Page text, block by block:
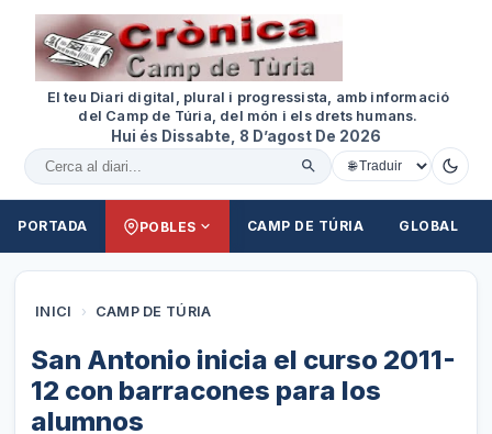
El teu Diari digital, plural i progressista, amb informació
del Camp de Túria, del món i els drets humans.
Hui és Dissabte, 8 D’agost De 2026
Cercar al diari
PORTADA POBLES CAMP DE TÚRIA GLOBAL
INICI › CAMP DE TÚRIA
San Antonio inicia el curso 2011-
12 con barracones para los
alumnos